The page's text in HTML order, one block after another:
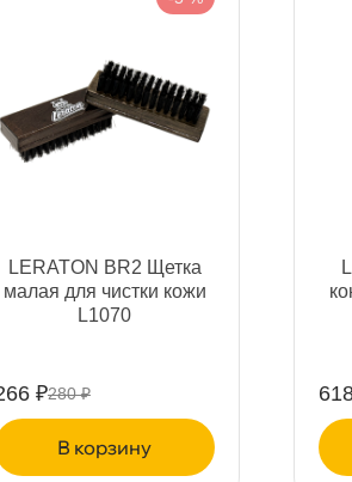
LERATON BR2 Щетка
малая для чистки кожи
L1070
₽280 ₽
корзину